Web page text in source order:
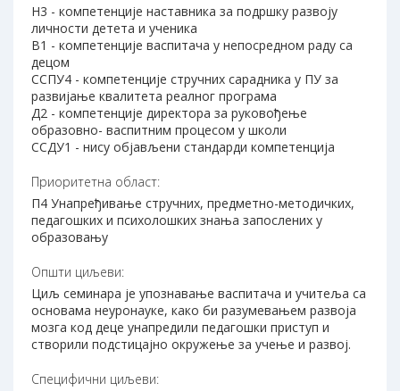
Н3 - компетенције наставника за подршку развоју
личности детета и ученика
В1 - компетенције васпитача у непосредном раду са
децом
ССПУ4 - компетенције стручних сарадника у ПУ за
развијање квалитета реалног програма
Д2 - компетенције директора за руковођење
образовно- васпитним процесом у школи
ССДУ1 - нису објављени стандарди компетенција
Приоритетна област:
П4 Унапређивање стручних, предметно-методичких,
педагошких и психолошких знања запослених у
образовању
Општи циљеви:
Циљ семинара је упознавање васпитача и учитеља са
основама неуронауке, како би разумевањем развоја
мозга код деце унапредили педагошки приступ и
створили подстицајно окружење за учење и развој.
Специфични циљеви: